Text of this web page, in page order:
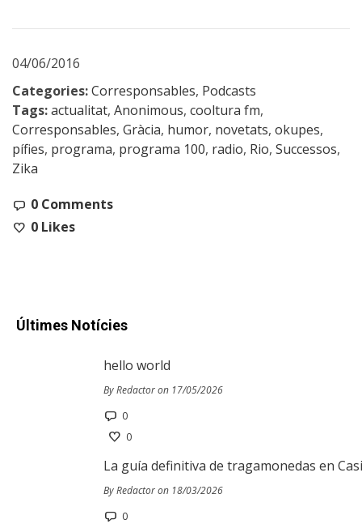
04/06/2016
Categories:Corresponsables, Podcasts
Tags:actualitat, Anonimous, cooltura fm,
Corresponsables, Gràcia, humor, novetats, okupes,
pífies, programa, programa 100, radio, Rio, Successos,
Zika
0 Comments
0 Likes
Últimes Notícies
hello world
By Redactor on 17/05/2026
0
0
La guía definitiva de tragamonedas en
By Redactor on 18/03/2026
0